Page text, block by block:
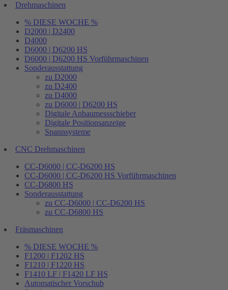
Drehmaschinen
% DIESE WOCHE %
D2000 | D2400
D4000
D6000 | D6200 HS
D6000 | D6200 HS Vorführmaschinen
Sonderausstattung
zu D2000
zu D2400
zu D4000
zu D6000 | D6200 HS
Digitale Anbaumessschieber
Digitale Positionsanzeige
Spannsysteme
CNC Drehmaschinen
CC-D6000 | CC-D6200 HS
CC-D6000 | CC-D6200 HS Vorführmaschinen
CC-D6800 HS
Sonderausstattung
zu CC-D6000 | CC-D6200 HS
zu CC-D6800 HS
Fräsmaschinen
% DIESE WOCHE %
F1200 | F1202 HS
F1210 | F1220 HS
F1410 LF | F1420 LF HS
Automatischer Vorschub